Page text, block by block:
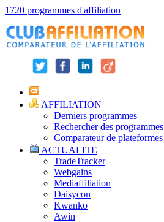
1720 programmes d'affiliation
AFFILIATION
Derniers programmes
Rechercher des programmes
Comparateur de plateformes
ACTUALITE
TradeTracker
Webgains
Mediaffiliation
Daisycon
Kwanko
Awin